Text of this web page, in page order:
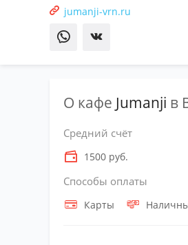
jumanji-vrn.ru
О кафе Jumanji в
Средний счёт
1500 руб.
Способы оплаты
Карты